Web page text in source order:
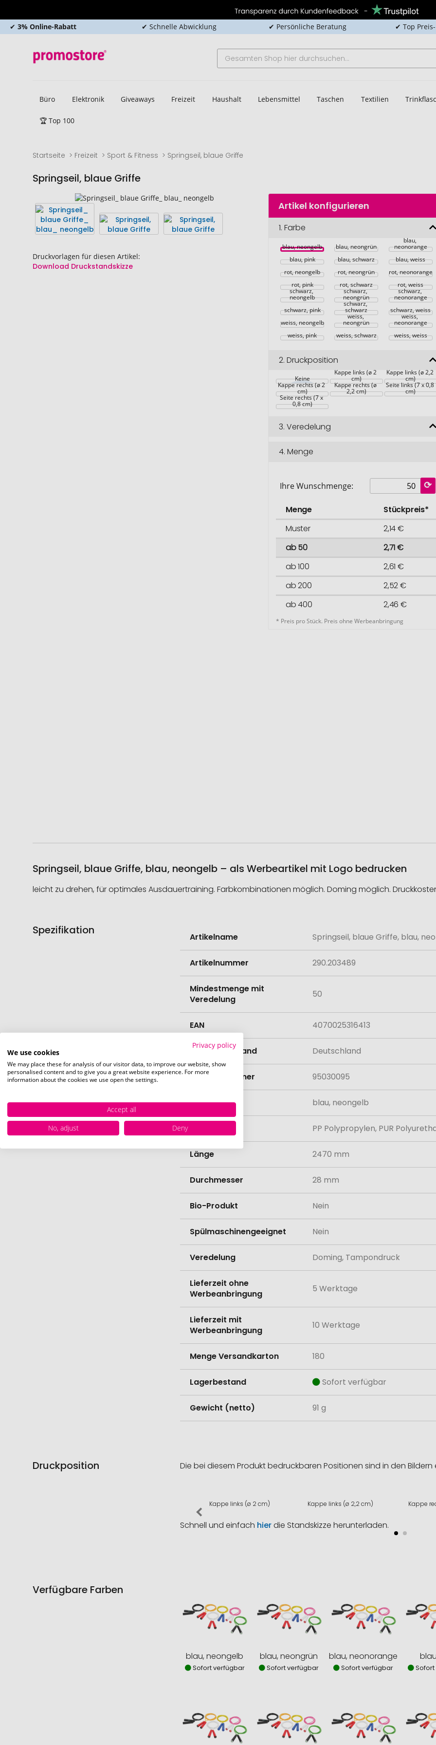
✔ 3% Online-Rabatt ✔ Schnelle Abwicklung ✔ Persönliche Beratung ✔ Top
Büro Elektronik Giveaways Freizeit Haushalt Lebensmittel Taschen Textilien
🏆 Top 100
Startseite Freizeit Sport & Fitness Springseil, blaue Griffe
Springseil, blaue Griffe
Ende
der
Bildgalerie
springen
Druckvorlagen für diesen Artikel:
Download Druckstandskizze
Anfang
der
Bildgalerie
springen
Artikel konfigurieren
1.Farbe
blau, neongelb blau, neongrün
blau,
neonorange
blau, pink
blau, schwarz
blau, weiss
rot, neongelb
rot, neongrün
rot, neonorange
rot, pink
rot, schwarz rot, weiss
schwarz,
neongelb
schwarz,
neongrün
schwarz,
neonorange
schwarz, pink
schwarz,
schwarz
schwarz, weiss
weiss, neongelb
weiss,
neongrün
weiss,
neonorange
weiss, pink
weiss, schwarz weiss, weiss
2.Druckposition
Keine
Kappe links (ø 2
cm)
Kappe links (ø 2,2
cm)
Kappe rechts (ø 2
cm)
Kappe rechts (ø
2,2 cm)
Seite links (7 x 0,8
cm)
Seite rechts (7 x
0,8 cm)
3.Veredelung
4.Menge
Ihre Wunschmenge:
Menge
Stückpreis*
Muster
2,14 €
ab 50
2,71 €
ab 100
2,61 €
ab 200
2,52 €
ab 400
2,46 €
* Preis pro Stück. Preis ohne Werbeanbringung
Springseil, blaue Griffe, blau, neongelb – als Werbeartikel mit Logo bedrucken
leicht zu drehen, für optimales Ausdauertraining. Farbkombinationen möglich. Doming möglich.
Spezifikation
Informationen
Artikelname Springseil, blaue Griffe, blau,
Artikelnummer 290.203489
Mindestmenge mit
Veredelung
50
EAN 4070025316413
Herstellungsland Deutschland
Zolltarifnummer 95030095
Farbe blau, neongelb
PP Polypropylen, PUR
Länge 2470 mm
Durchmesser 28 mm
Bio-Produkt Nein
Spülmaschinengeeignet Nein
Veredelung Doming, Tampondruck
Lieferzeit ohne
Werbeanbringung
5 Werktage
Lieferzeit mit
Werbeanbringung
10 Werktage
Menge Versandkarton 180
Lagerbestand Sofort verfügbar
Gewicht (netto) 91 g
Druckposition Die bei diesem Produkt bedruckbaren Positionen sind in den
Kappe links (ø 2 cm) Kappe links (ø 2,2 cm) Kappe
Schnell und einfach hierdie Standskizze herunterladen.
Verfügbare Farben
blau, neongelb
Sofort verfügbar
blau, neongrün
Sofort verfügbar
blau, neonorange
Sofort verfügbar
Privacy policy
We use cookies
We may place these for analysis of our visitor data, to improve our website, show
personalised content and to give you a great website experience. For more
information about the cookies we use open the settings.
Accept all
No, adjust
Deny